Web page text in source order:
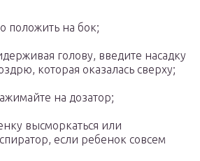
положить на бок;
голову, введите насадку
которая оказалась сверху;
на дозатор;
высморкаться или
если ребенок совсем